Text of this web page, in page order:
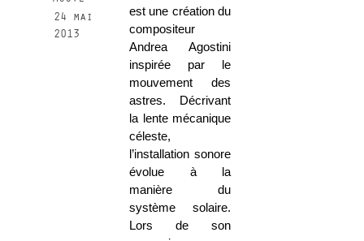
24 mai
2013
est une création du
compositeur
Andrea Agostini
inspirée par le
mouvement des
astres. Décrivant
la lente mécanique
céleste,
l’installation sonore
évolue à la
manière du
système solaire.
Lors de son